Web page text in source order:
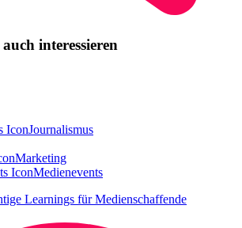
interessieren
Journalismus
Marketing
Medienevents
Learnings für Medienschaffende